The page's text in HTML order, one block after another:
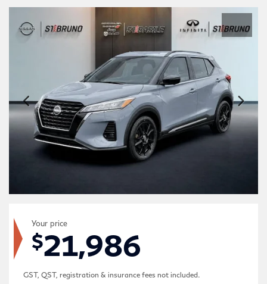
Your price
$21,986
GST, QST, registration & insurance fees not included.